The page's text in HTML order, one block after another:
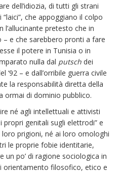
dell’idiozia, di tutti gli strani
“laici”, che appoggiano il colpo
pretesto che in
e che sarebbero pronti a fare
il potere in Tunisia o in
nulla dal putsch dei
‘92 – e dall’orribile guerra civile
la responsabilità diretta della
ormai di dominio pubblico.
né agli intellettuali e attivisti
genitali sugli elettrodi” e
prigioni, né ai loro omologhi
le proprie fobie identitarie,
un po’ di ragione sociologica in
orientamento filosofico, etico e